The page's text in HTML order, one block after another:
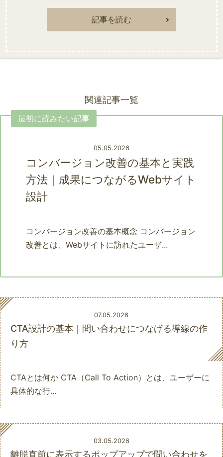
記事を読む
関連記事一覧
05.05.2026
コンバージョン改善の基本と実践
方法｜成果につながるWebサイト
設計
コンバージョン改善の基本概念 コンバージョン
改善とは、Webサイトに訪れたユーザ...
07.05.2026
CTA設計の基本｜問い合わせにつなげる導線の作
り方
CTAとは何か CTA（Call To Action）とは、ユーザーに
具体的な行...
03.05.2026
離脱直前に表示するポップアップで問い合わせを